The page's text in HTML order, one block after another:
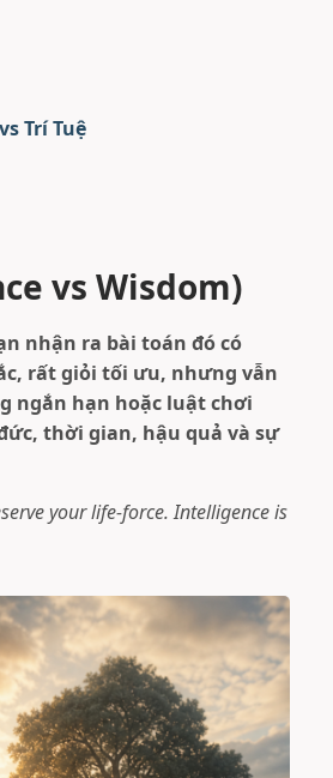
Trí Tuệ
vs Wisdom)
nhận ra bài toán đó có
rất giỏi tối ưu, nhưng vẫn
ngắn hạn hoặc luật chơi
thời gian, hậu quả và sự
your life-force. Intelligence is